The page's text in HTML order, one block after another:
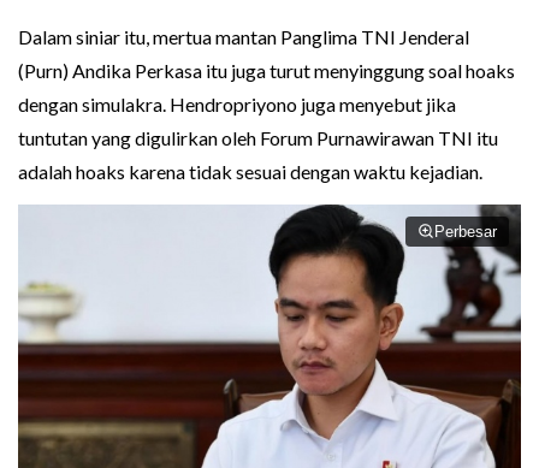
Dalam siniar itu, mertua mantan Panglima TNI Jenderal
(Purn) Andika Perkasa itu juga turut menyinggung soal hoaks
dengan simulakra. Hendropriyono juga menyebut jika
tuntutan yang digulirkan oleh Forum Purnawirawan TNI itu
adalah hoaks karena tidak sesuai dengan waktu kejadian.
Perbesar